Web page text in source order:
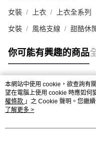
女裝 上衣 上衣全系列
女裝 風格支線 甜酷休
你可能有興趣的商品
熱門標籤
本網站中使用 cookie，欲查詢有
望在電腦上使用 cookie 時應如何
權條款 」之 Cookie 聲明。您繼
用條款之 Cookie 聲明使用 cookie
了解更多 >